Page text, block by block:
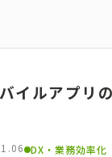
イルアプリ
DX・業務効率化